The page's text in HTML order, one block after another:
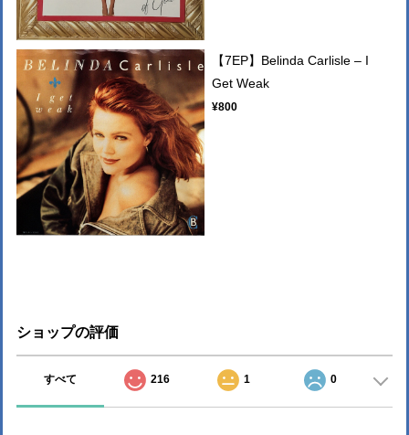
【7EP】Belinda Carlisle – I
Get Weak
¥800
ショップの評価
すべて 216 1 0